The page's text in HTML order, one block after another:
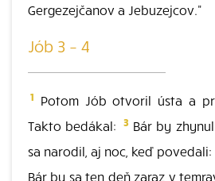
Gergezejčanov a Jebuzejcov."
Jób 3 – 4
1 Potom Jób otvoril ústa a
Takto bedákal: 3Bár by
sa narodil, aj noc, keď
Bár by sa ten deň zaraz v